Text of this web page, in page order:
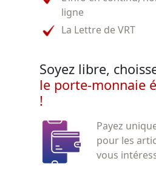
ligne
La Lettre de VRT
Soyez libre,
le porte-monnaie
!
Payez
pour les
vous